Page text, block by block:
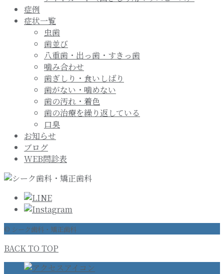
症例
症状一覧
虫歯
歯並び
八重歯・出っ歯・すきっ歯
噛み合わせ
歯ぎしり・食いしばり
歯がない・噛めない
歯の汚れ・着色
歯の治療を繰り返している
口臭
お知らせ
ブログ
WEB問診表
© シーク歯科・矯正歯科
BACK TO TOP